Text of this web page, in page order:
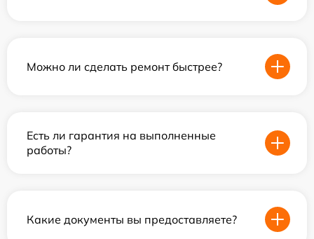
Можно ли сделать ремонт быстрее?
Есть ли гарантия на выполненные
работы?
Какие документы вы предоставляете?